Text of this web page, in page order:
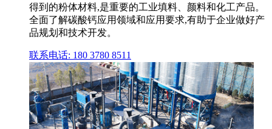
得到的粉体材料,是重要的工业填料、颜料和化工产品。
全面了解碳酸钙应用领域和应用要求,有助于企业做好产
品规划和技术开发。
联系电话: 180 3780 8511